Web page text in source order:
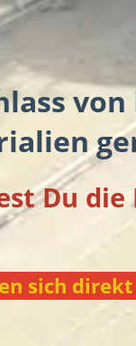
Du die
sich